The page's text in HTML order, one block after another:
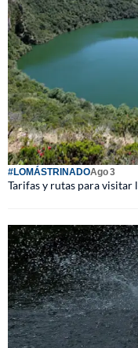
#LOMÁSTRINADOAgo 3
Tarifas y rutas para visitar